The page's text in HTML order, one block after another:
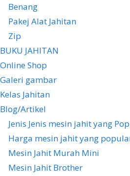
Benang
Pakej Alat Jahitan
Zip
BUKU JAHITAN
Online Shop
Galeri gambar
Kelas Jahitan
Blog/Artikel
Jenis Jenis mesin jahit yang
Harga mesin jahit yang
Mesin Jahit Murah Mini
Mesin Jahit Brother